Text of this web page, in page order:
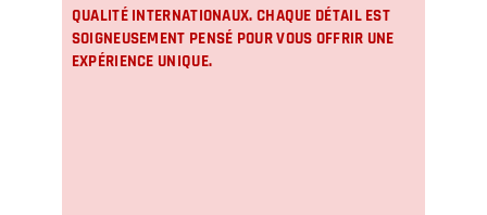
QUALITÉ INTERNATIONAUX. CHAQUE DÉTAIL EST
SOIGNEUSEMENT PENSÉ POUR VOUS OFFRIR UNE
EXPÉRIENCE UNIQUE.